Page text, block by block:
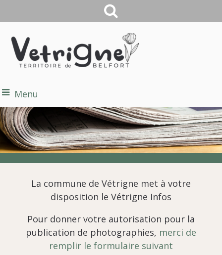
Menu
La commune de Vétrigne met à votre
disposition le Vétrigne Infos
Pour donner votre autorisation pour la
publication de photographies, merci de
remplir le formulaire suivant